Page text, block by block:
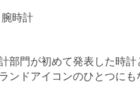
時計
部門が初めて発表した時
ンドアイコンのひとつに